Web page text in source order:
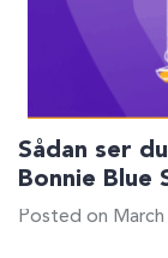
Sådan ser
Bonnie Blue
Posted on March